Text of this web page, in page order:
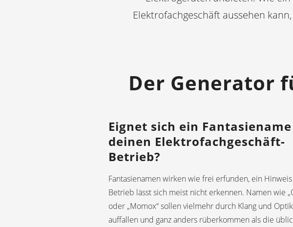
Elektrofachgeschäft aussehen
Der Generator
Eignet sich ein
deinen Elektrofachgeschäft-
Betrieb?
Fantasienamen wirken wie frei erfunden, ein
Betrieb lässt sich meist nicht erkennen. Namen wie
oder „Momox“ sollen vielmehr durch Klang und Optik
auffallen und ganz anders rüberkommen als die